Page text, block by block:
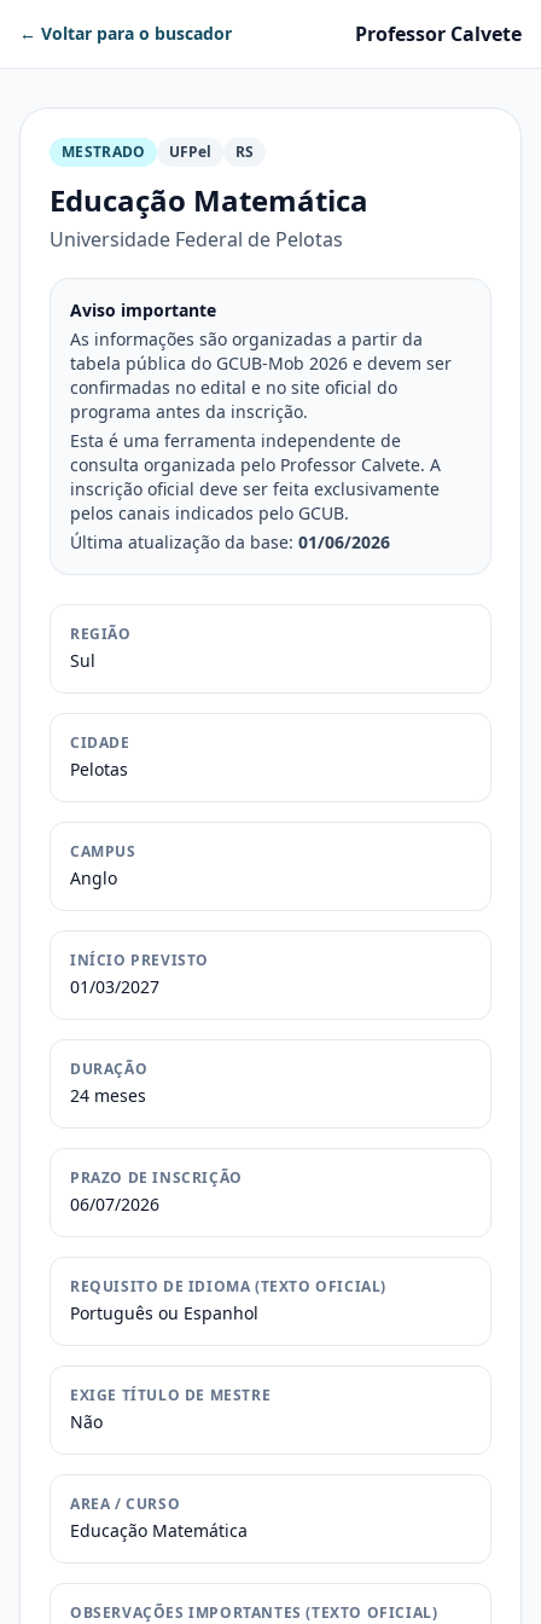
← Voltar para o buscador Professor Calvete
MESTRADO UFPel RS
Educação Matemática
Universidade Federal de Pelotas
Aviso importante
As informações são organizadas a partir da
tabela pública do GCUB-Mob 2026 e devem ser
confirmadas no edital e no site oficial do
programa antes da inscrição.
Esta é uma ferramenta independente de
consulta organizada pelo Professor Calvete. A
inscrição oficial deve ser feita exclusivamente
pelos canais indicados pelo GCUB.
Última atualização da base: 01/06/2026
REGIÃO
Sul
CIDADE
Pelotas
CAMPUS
Anglo
INÍCIO PREVISTO
01/03/2027
DURAÇÃO
24 meses
PRAZO DE INSCRIÇÃO
06/07/2026
REQUISITO DE IDIOMA (TEXTO OFICIAL)
Português ou Espanhol
EXIGE TÍTULO DE MESTRE
Não
AREA / CURSO
Educação Matemática
OBSERVAÇÕES IMPORTANTES (TEXTO OFICIAL)